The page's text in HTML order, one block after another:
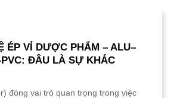
ÉP VỈ DƯỢC PHẨM – ALU–
ĐÂU LÀ SỰ KHÁC
đóng vai trò quan trọng trong việc